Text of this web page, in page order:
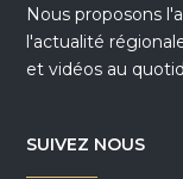
Nous proposons
l'actualité
et vidéos au
SUIVEZ NOUS